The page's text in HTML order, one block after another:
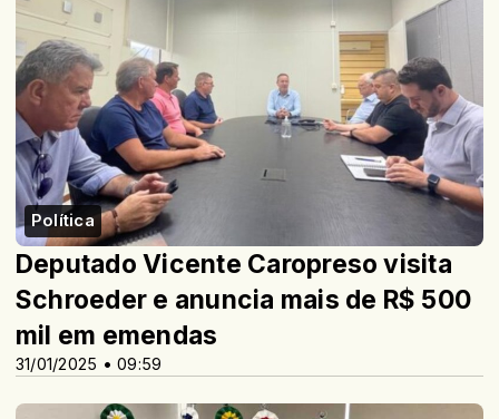
Política
31/01/2025 • 09:59
Deputado Vicente Caropreso visita
Schroeder e anuncia mais de R$ 500
mil em emendas